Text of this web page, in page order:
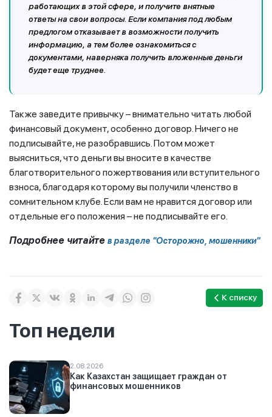
работающих в этой сфере, и получите внятные
ответы на свои вопросы. Если компания под любым
предлогом отказывает в возможности получить
информацию, а тем более ознакомиться с
документами, наверняка получить вложенные деньги
будет еще труднее.
Также заведите привычку – внимательно читать любой
финансовый документ, особенно договор. Ничего не
подписывайте, не разобравшись. Потом может
выясниться, что деньги вы вносите в качестве
благотворительного пожертвования или вступительного
взноса, благодаря которому вы получили членство в
сомнительном клубе. Если вам не нравится договор или
отдельные его положения – не подписывайте его.
Подробнее читайте в разделе "Осторожно, мошенники"
К списку
Топ недели
2.08.2026
Как Казахстан защищает граждан от
финансовых мошенников